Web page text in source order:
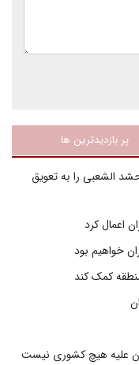
پر بازدیدترین ها
الشعبی را به تعویق
اعمال کرد
خواهیم بود
کمک کند
علیه هیچ کشوری نیست